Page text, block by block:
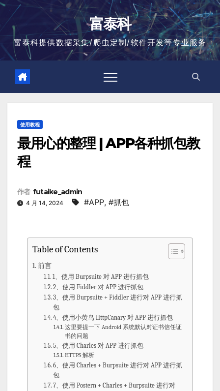
跳
富泰科
富泰科提供数据采集/爬虫定制/软件开发等专业服务
使用教程
最用心的整理 | APP各种抓包教
程
作者 futaike_admin
4 月 14, 2024 #APP, #抓包
Table of Contents
前言
1、使用 Burpsuite 对 APP 进行抓包
2、使用 Fiddler 对 APP 进行抓包
3、使用 Burpsuite + Fiddler 进行对 APP 进行抓
包
4、使用小黄鸟 HttpCanary 对 APP 进行抓包
这里要提一下 Android 系统默认对证书信任证
书的问题
5、使用 Charles 对 APP 进行抓包
HTTPS 解析
6、使用 Charles + Burpsuite 进行对 APP 进行抓
包
7、使用 Postern + Charles + Burpsuite 进行对